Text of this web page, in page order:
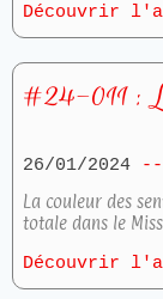
Découvrir
#24-011 :
26/01/2024
La couleur des
totale dans le
Découvrir